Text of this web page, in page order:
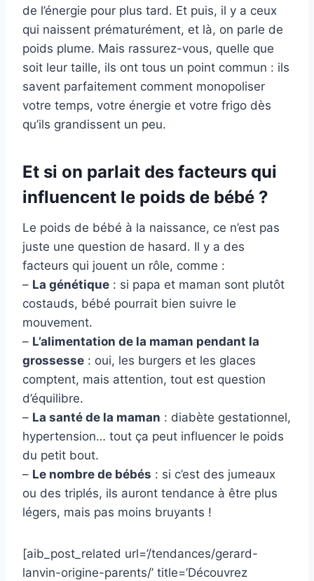
de l’énergie pour plus tard. Et puis, il y a ceux
qui naissent prématurément, et là, on parle de
poids plume. Mais rassurez-vous, quelle que
soit leur taille, ils ont tous un point commun : ils
savent parfaitement comment monopoliser
votre temps, votre énergie et votre frigo dès
qu’ils grandissent un peu.
Et si on parlait des facteurs qui
influencent le poids de bébé ?
Le poids de bébé à la naissance, ce n’est pas
juste une question de hasard. Il y a des
facteurs qui jouent un rôle, comme :
– La génétique : si papa et maman sont plutôt
costauds, bébé pourrait bien suivre le
mouvement.
– L’alimentation de la maman pendant la
grossesse : oui, les burgers et les glaces
comptent, mais attention, tout est question
d’équilibre.
– La santé de la maman : diabète gestationnel,
hypertension… tout ça peut influencer le poids
du petit bout.
– Le nombre de bébés : si c’est des jumeaux
ou des triplés, ils auront tendance à être plus
légers, mais pas moins bruyants !
[aib_post_related url=’/tendances/gerard-
lanvin-origine-parents/’ title=’Découvrez